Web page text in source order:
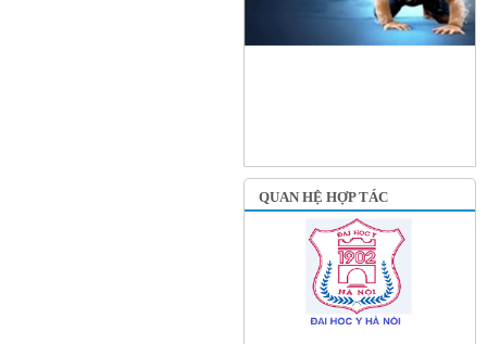
QUAN HỆ HỢP TÁC